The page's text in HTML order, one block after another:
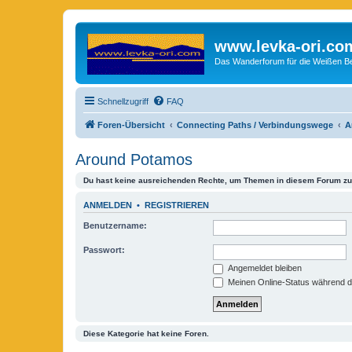
www.levka-
Das Wanderforum für die Weißen
Schnellzugriff FAQ
Foren-Übersicht Connecting Paths / Verbindungswege
Around Potamos
Du hast keine ausreichenden Rechte, um Themen in diesem Forum
ANMELDEN • REGISTRIEREN
Benutzername:
Passwort:
Angemeldet bleiben
Meinen Online-Status während
Diese Kategorie hat keine Foren.